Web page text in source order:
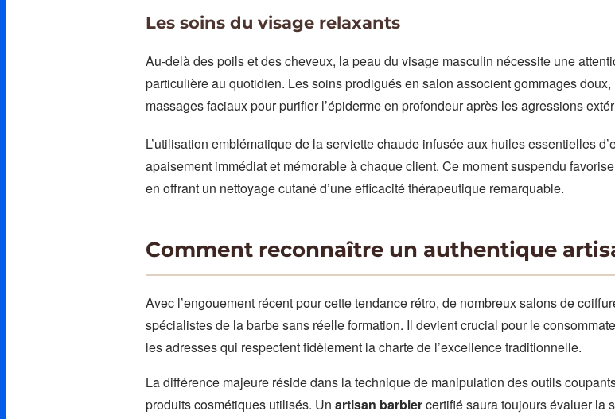
Les soins du visage relaxants
Au-delà des poils et des cheveux, la peau du visage masculin nécessite une
particulière au quotidien. Les soins prodigués en salon associent gommages
massages faciaux pour purifier l’épiderme en profondeur après les agressions
L’utilisation emblématique de la serviette chaude infusée aux huiles essentielles
apaisement immédiat et mémorable à chaque client. Ce moment suspendu
en offrant un nettoyage cutané d’une efficacité thérapeutique remarquable.
Comment reconnaître un authentique
Avec l’engouement récent pour cette tendance rétro, de nombreux salons de
spécialistes de la barbe sans réelle formation. Il devient crucial pour le
les adresses qui respectent fidèlement la charte de l’excellence traditionnelle.
La différence majeure réside dans la technique de manipulation des outils
produits cosmétiques utilisés. Un artisan barbiercertifié saura toujours évaluer la